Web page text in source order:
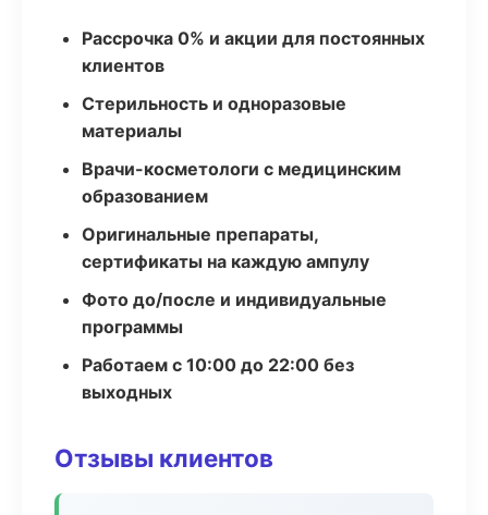
Рассрочка 0% и акции для постоянных
клиентов
Стерильность и одноразовые
материалы
Врачи-косметологи с медицинским
образованием
Оригинальные препараты,
сертификаты на каждую ампулу
Фото до/после и индивидуальные
программы
Работаем с 10:00 до 22:00 без
выходных
Отзывы клиентов